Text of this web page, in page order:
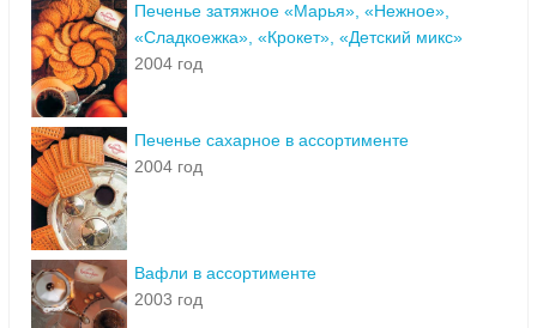
Печенье затяжное «Марья», «Нежное»,
«Сладкоежка», «Крокет», «Детский микс»
2004 год
Печенье сахарное в ассортименте
2004 год
Вафли в ассортименте
2003 год